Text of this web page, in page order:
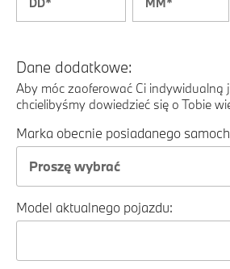
Dane dodatkowe:
Aby móc zaoferować Ci indywidualną
chcielibyśmy dowiedzieć się o Tobie
Marka obecnie posiadanego
Proszę wybrać
Model aktualnego pojazdu: